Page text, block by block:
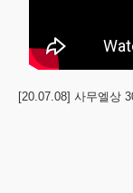
[20.07.08] 사무엘상
교회소식
회계보고